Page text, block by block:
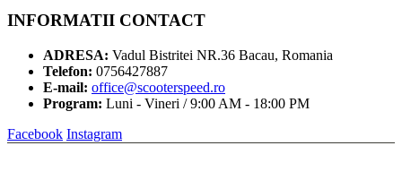
INFORMATII CONTACT
ADRESA: Vadul Bistritei NR.36 Bacau, Romania
Telefon: 0756427887
E-mail: office@scooterspeed.ro
Program: Luni - Vineri / 9:00 AM - 18:00 PM
Facebook Instagram